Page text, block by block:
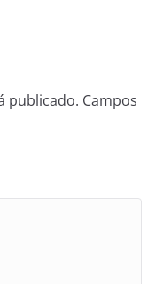
publicado. Campos